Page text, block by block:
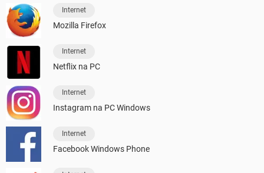
Internet
Mozilla Firefox
Internet
Netflix na PC
Internet
Instagram na PC Windows
Internet
Facebook Windows Phone